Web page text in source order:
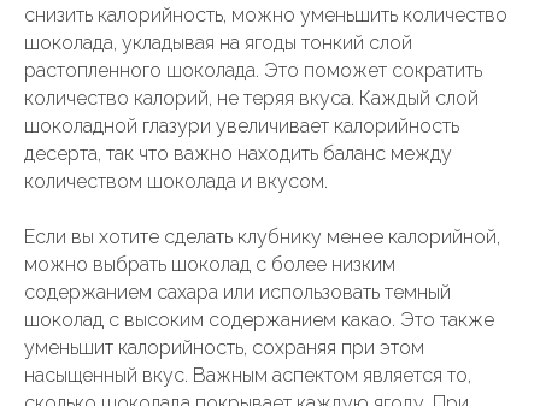
снизить калорийность, можно уменьшить количество
шоколада, укладывая на ягоды тонкий слой
растопленного шоколада. Это поможет сократить
количество калорий, не теряя вкуса. Каждый слой
шоколадной глазури увеличивает калорийность
десерта, так что важно находить баланс между
количеством шоколада и вкусом.
Если вы хотите сделать клубнику менее калорийной,
можно выбрать шоколад с более низким
содержанием сахара или использовать темный
шоколад с высоким содержанием какао. Это также
уменьшит калорийность, сохраняя при этом
насыщенный вкус. Важным аспектом является то,